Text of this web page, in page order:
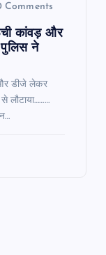
Comments
कांवड़ और
ने
डीजे लेकर
लौटाया………